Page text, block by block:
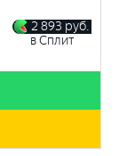
2 893 руб.
в Сплит